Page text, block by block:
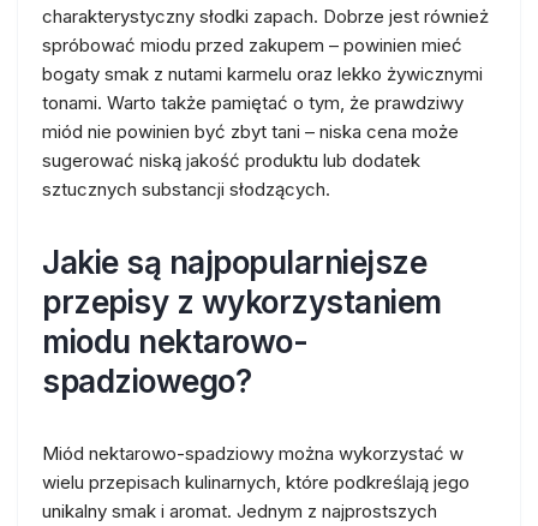
charakterystyczny słodki zapach. Dobrze jest również
spróbować miodu przed zakupem – powinien mieć
bogaty smak z nutami karmelu oraz lekko żywicznymi
tonami. Warto także pamiętać o tym, że prawdziwy
miód nie powinien być zbyt tani – niska cena może
sugerować niską jakość produktu lub dodatek
sztucznych substancji słodzących.
Jakie są najpopularniejsze
przepisy z wykorzystaniem
miodu nektarowo-
spadziowego?
Miód nektarowo-spadziowy można wykorzystać w
wielu przepisach kulinarnych, które podkreślają jego
unikalny smak i aromat. Jednym z najprostszych